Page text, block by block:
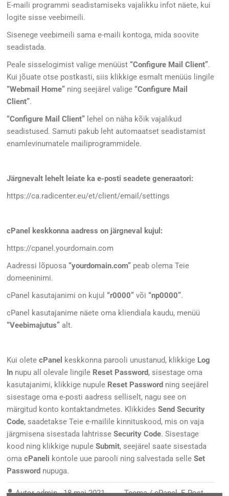
E-maili programmi seadistamiseks vajalikku infot näete, kui
logite sisse veebimeili.
Sisenege veebimeili sama e-maili kontoga, mida soovite
seadistada.
Peale sisselogimist valige menüüst“Configure Mail Client”.
Kui jõuate otse postkasti, siis klikkige esmalt menüüs lingile
“Webmail Home” ning seejärel valige“Configure Mail
Client”.
“Configure Mail Client” lehel on näha kõik vajalikud
seadistused. Samuti pakub leht automaatset seadistamist
enamlevinumatele mailiprogrammidele.
Järgnevalt lehelt leiate ka e-posti seadete generaatori:
https://ca.radicenter.eu/et/client/email/settings
cPanel keskkonna aadress on järgneval kujul:
https://cpanel.yourdomain.com
Aadressi lõpuosa“yourdomain.com” peab olema Teie
domeeninimi.
cPanel kasutajanimi on kujul“r0000” või“np0000”.
cPanel kasutajanime näete oma kliendiala kaudu, menüü
“Veebimajutus” alt.
Kui oletecPanel keskkonna parooli unustanud, klikkige Log
In nupu all olevale lingile Reset Password, sisestage oma
kasutajanimi, klikkige nupule Reset Password ning seejärel
sisestage oma e-posti aadress selliselt, nagu see on
märgitud konto kontaktandmetes. KlikkidesSend Security
Code, saadetakse Teie e-mailile kinnituskood, mis on vaja
järgmisena sisestada lahtrisseSecurity Code. Sisestage
kood ning klikkige nupuleSubmit, seejärel saate sisestada
omacPaneli kontole uue parooli ning salvestada selleSet
Password nupuga.
Autoradmin-18 mai 2021 Teema /cPanel,E-Post